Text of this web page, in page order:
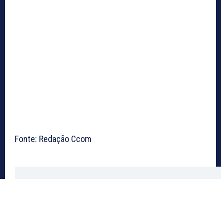
Fonte: Redação Ccom